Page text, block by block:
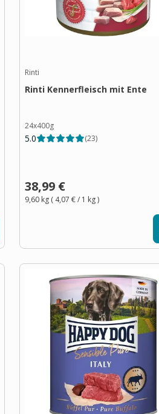
Rinti
Rinti Kennerfleisch mit Ente
24x400g
5.0 (23)
38,99 €
9,60 kg ( 4,07 €/ 1 kg)